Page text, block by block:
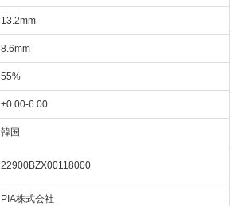
13.2mm
8.6mm
55%
±0.00-6.00
韓国
22900BZX00118000
PIA株式会社